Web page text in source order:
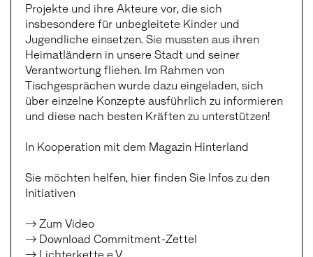
Projekte und ihre Akteure vor, die sich
insbesondere für unbegleitete Kinder und
Jugendliche einsetzen. Sie mussten aus ihren
Heimatländern in unsere Stadt und seiner
Verantwortung fliehen. Im Rahmen von
Tischgesprächen wurde dazu eingeladen, sich
über einzelne Konzepte ausführlich zu informieren
und diese nach besten Kräften zu unterstützen!
In Kooperation mit dem Magazin Hinterland
Sie möchten helfen, hier finden Sie Infos zu den
Initiativen
→ Zum Video
→ Download Commitment-Zettel
→ Lichterkette e.V.